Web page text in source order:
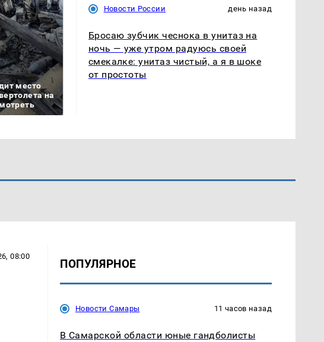
место
на
Не ешьте эту
Новости России день назад
Бросаю зубчик чеснока в унитаз на
ночь — уже утром радуюсь своей
смекалке: унитаз чистый, а я в шоке
от простоты
08:00
ПОПУЛЯРНОЕ
Новости Самары 11 часов назад
В Самарской области юные гандболисты